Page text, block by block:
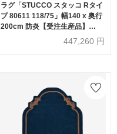
ラグ「STUCCO スタッコ Rタイ
プ 80611 118/75」幅140 x 奥行
200cm 防炎【受注生産品】
FISCHBACHER 1819（フィッ
447,260 円